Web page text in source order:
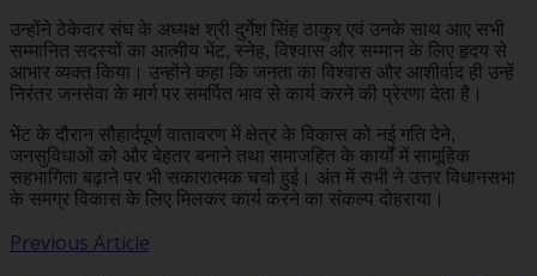
उन्होंने ठेकेदार संघ के अध्यक्ष श्री दुर्गेश सिंह ठाकुर एवं उनके साथ आए सभी
सम्मानित सदस्यों का आत्मीय भेंट, स्नेह, विश्वास और सम्मान के लिए हृदय से
आभार व्यक्त किया। उन्होंने कहा कि जनता का विश्वास और आशीर्वाद ही उन्हें
निरंतर जनसेवा के मार्ग पर समर्पित भाव से कार्य करने की प्रेरणा देता है।
भेंट के दौरान सौहार्दपूर्ण वातावरण में क्षेत्र के विकास को नई गति देने,
जनसुविधाओं को और बेहतर बनाने तथा समाजहित के कार्यों में सामूहिक
सहभागिता बढ़ाने पर भी सकारात्मक चर्चा हुई। अंत में सभी ने उत्तर विधानसभा
के समग्र विकास के लिए मिलकर कार्य करने का संकल्प दोहराया।
Previous Article